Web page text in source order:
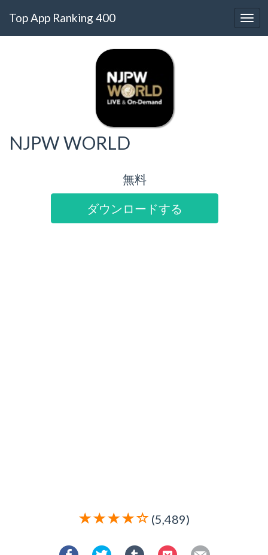
Top App Ranking 400
NJPW WORLD
無料
ダウンロードする
(5,489)